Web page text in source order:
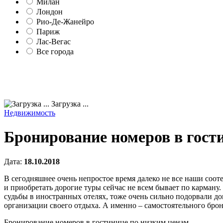
Милан
Лондон
Рио-Де-Жанейро
Париж
Лас-Вегас
Все города
Загрузка ...
Недвижимость
Бронирование номеров в
Дата: 18.10.2018
В сегодняшнее очень непростое время далеко не все наши
и приобретать дорогие туры сейчас не всем бывает по
судьбы в иностранных отелях, тоже очень сильно подорвали
организации своего отдыха. А именно – самостоятельного